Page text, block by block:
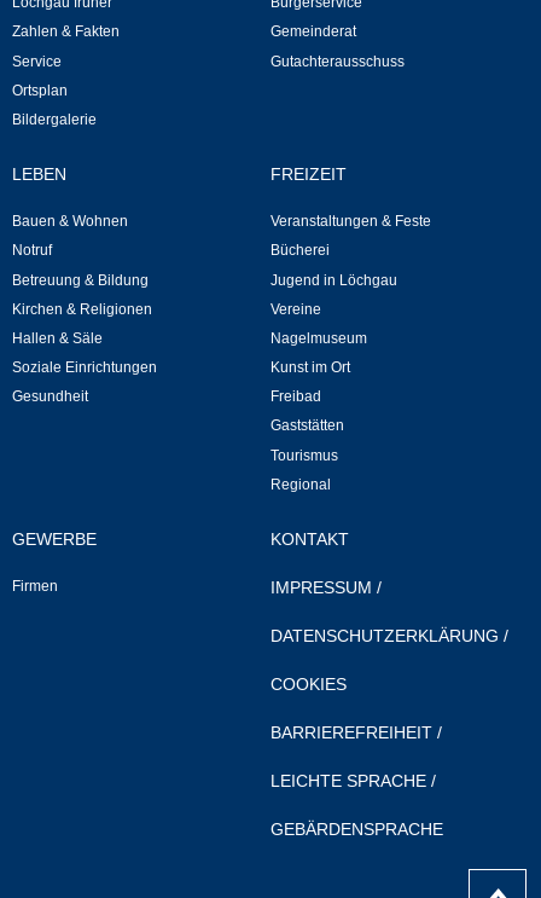
Zahlen & Fakten
Service
Ortsplan
Bildergalerie
Gemeinderat
Gutachterausschuss
LEBEN
Bauen & Wohnen
Notruf
Betreuung & Bildung
Kirchen & Religionen
Hallen & Säle
Soziale Einrichtungen
Gesundheit
FREIZEIT
Veranstaltungen & Feste
Bücherei
Jugend in Löchgau
Vereine
Nagelmuseum
Kunst im Ort
Freibad
Gaststätten
Tourismus
Regional
GEWERBE
Firmen
KONTAKT
IMPRESSUM /
DATENSCHUTZERKLÄRUNG /
COOKIES
BARRIEREFREIHEIT /
LEICHTE SPRACHE /
GEBÄRDENSPRACHE